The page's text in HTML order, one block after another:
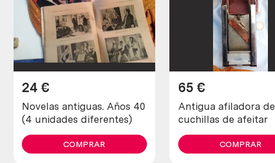
Novelas antiguas. Años 40
(4 unidades diferentes)
24 €
COMPRAR
Antigua afiladora de
cuchillas de afeitar
65 €
COMPRAR